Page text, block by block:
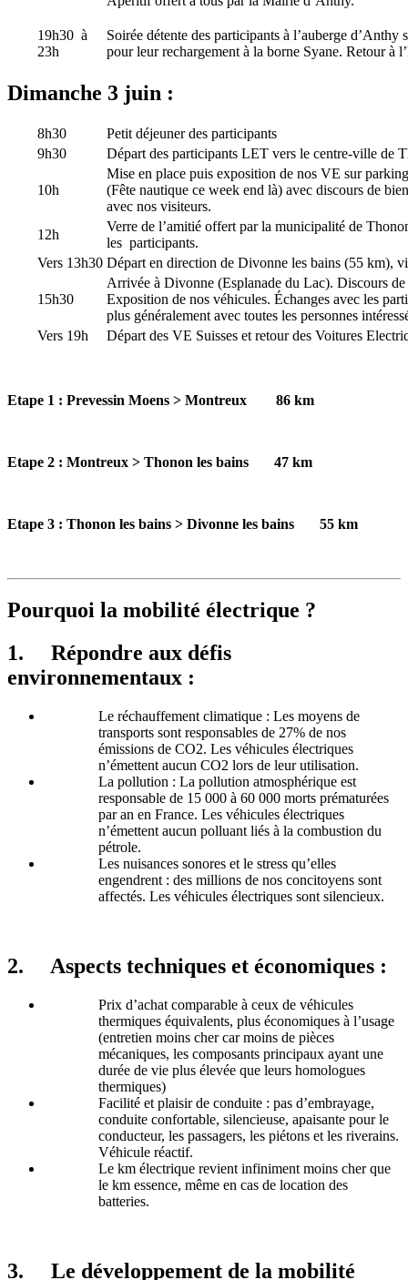
19h30 à
23h
Soirée détente des participants à l’auberge
pour leur rechargement à la borne Syane. Retour à
Dimanche 3 juin :
8h30
Petit déjeuner des participants
9h30
Départ des participants LET vers le centre-ville de
10h
Mise en place puis exposition de nos VE sur
(Fête nautique ce week end là) avec discours de
avec nos visiteurs.
12h
Verre de l’amitié offert par la municipalité de
les participants.
Vers 13h30 Départ en direction de Divonne les bains (55 km),
15h30
Arrivée à Divonne (Esplanade du Lac). Discours
Exposition de nos véhicules. Échanges avec les
plus généralement avec toutes les personnes
Vers 19h
Départ des VE Suisses et retour des Voitures
Etape 1 : Prevessin Moens > Montreux 86 km
Etape 2 : Montreux > Thonon les bains 47 km
Etape 3 : Thonon les bains > Divonne les bains 55 km
Pourquoi la mobilité électrique ?
1. Répondre aux défis
environnementaux :
Le réchauffement climatique : Les moyens de
transports sont responsables de 27% de nos
émissions de CO2. Les véhicules électriques
n’émettent aucun CO2 lors de leur utilisation.
La pollution : La pollution atmosphérique est
responsable de 15 000 à 60 000 morts prématurées
par an en France. Les véhicules électriques
n’émettent aucun polluant liés à la combustion du
pétrole.
Les nuisances sonores et le stress qu’elles
engendrent : des millions de nos concitoyens sont
affectés. Les véhicules électriques sont silencieux.
2. Aspects techniques et économiques :
Prix d’achat comparable à ceux de véhicules
thermiques équivalents, plus économiques à l’usage
(entretien moins cher car moins de pièces
mécaniques, les composants principaux ayant une
durée de vie plus élevée que leurs homologues
thermiques)
Facilité et plaisir de conduite : pas d’embrayage,
conduite confortable, silencieuse, apaisante pour le
conducteur, les passagers, les piétons et les riverains.
Véhicule réactif.
Le km électrique revient infiniment moins cher que
le km essence, même en cas de location des
batteries.
3. Le développement de la mobilité